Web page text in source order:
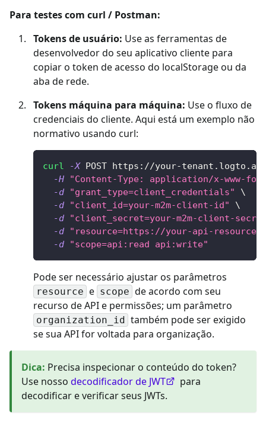
Para testes com curl / Postman:
Tokens de usuário: Use as ferramentas de
desenvolvedor do seu aplicativo cliente para
copiar o token de acesso do localStorage ou da
aba de rede.
Tokens máquina para máquina: Use o fluxo de
credenciais do cliente. Aqui está um exemplo não
normativo usando curl:
curl -X POST https://your-
-H
"Content-Type: application/x-www-
-d
"grant_type=client_credentials"
\
-d
"client_id=your-m2m-client-id"
\
-d
"client_secret=your-m2m-client-
-d
"resource=https://your-api-
-d
"scope=api:read api:write"
Pode ser necessário ajustar os parâmetros
resource e scope de acordo com seu
recurso de API e permissões; um parâmetro
organization_id
também pode ser exigido
se sua API for voltada para organização.
Dica: Precisa inspecionar o conteúdo do token?
Use nosso decodificador de JWT
para
decodificar e verificar seus JWTs.